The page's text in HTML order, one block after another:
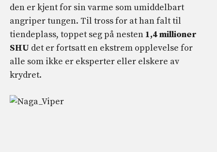
den er kjent for sin varme som umiddelbart
angriper tungen. Til tross for at han falt til
tiendeplass, toppet seg på nesten 1,4 millioner
SHU det er fortsatt en ekstrem opplevelse for
alle som ikke er eksperter eller elskere av
krydret.